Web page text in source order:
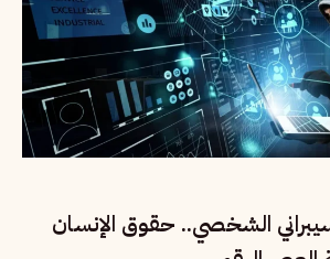
الشخصي.. حقوق الإنسان